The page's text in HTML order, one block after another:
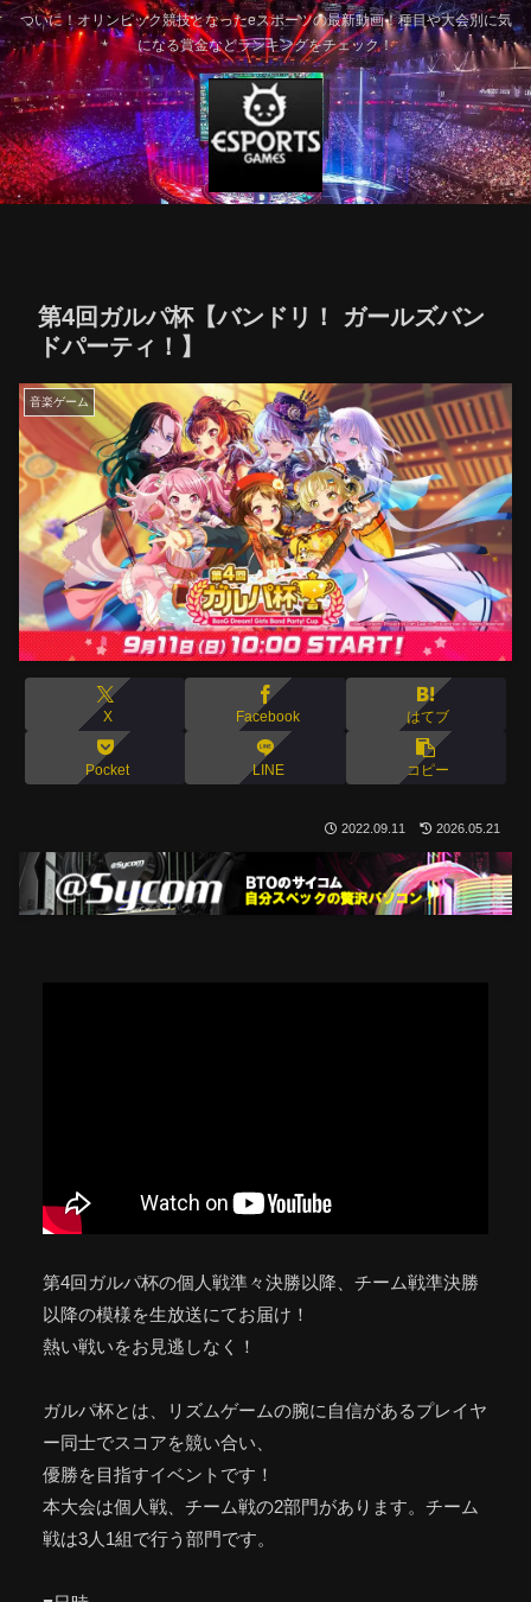
ついに！オリンピック競技となったeスポーツの最新動画！種目や大会別に気
になる賞金などランキングをチェック！
第4回ガルパ杯【バンドリ！ ガールズバン
ドパーティ！】
音楽ゲーム
X Facebook はてブ
Pocket LINE コピー
2022.09.11 2026.05.21
第4回ガルパ杯の個人戦準々決勝以降、チーム戦準決勝
以降の模様を生放送にてお届け！
熱い戦いをお見逃しなく！
ガルパ杯とは、リズムゲームの腕に自信があるプレイヤ
ー同士でスコアを競い合い、
優勝を目指すイベントです！
本大会は個人戦、チーム戦の2部門があります。チーム
戦は3人1組で行う部門です。